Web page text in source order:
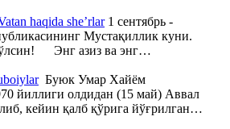
haqida she’rlar1 сентябрь -
Мустақиллик куни.
Энг азиз ва энг…
Буюк Умар Хайём
йиллиги олдидан (15 май) Аввал
кейин қалб қўрига йўғрилган…